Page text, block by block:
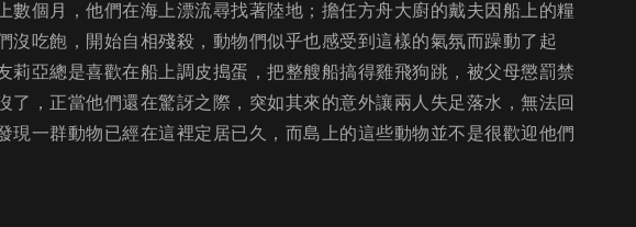
數個月，他們在海上漂流尋找著陸地；擔任方舟大廚的戴夫因船上的糧
沒吃飽，開始自相殘殺，動物們似乎也感受到這樣的氣氛而躁動了起
亞總是喜歡在船上調皮搗蛋，把整艘船搞得雞飛狗跳，被父母懲罰禁
了，正當他們還在驚訝之際，突如其來的意外讓兩人失足落水，無法回
現一群動物已經在這裡定居已久，而島上的這些動物並不是很歡迎他們